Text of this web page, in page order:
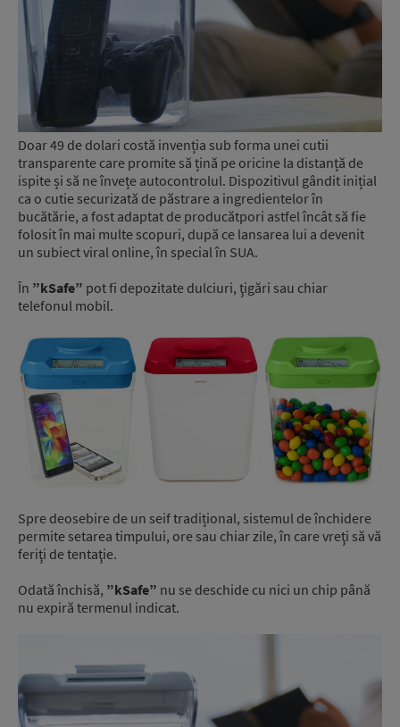
Doar 49 de dolari costă invenția sub forma unei cutii
transparente care promite să țină pe oricine la distanță de
ispite și să ne învețe autocontrolul. Dispozitivul gândit inițial
ca o cutie securizată de păstrare a ingredientelor în
bucătărie, a fost adaptat de producătpori astfel încât să fie
folosit în mai multe scopuri, după ce lansarea lui a devenit
un subiect viral online, în special în SUA.
În ”kSafe” pot fi depozitate dulciuri, ţigări sau chiar
telefonul mobil.
Spre deosebire de un seif tradițional, sistemul de închidere
permite setarea timpului, ore sau chiar zile, în care vreţi să vă
feriţi de tentaţie.
Odată închisă, ”kSafe” nu se deschide cu nici un chip până
nu expiră termenul indicat.